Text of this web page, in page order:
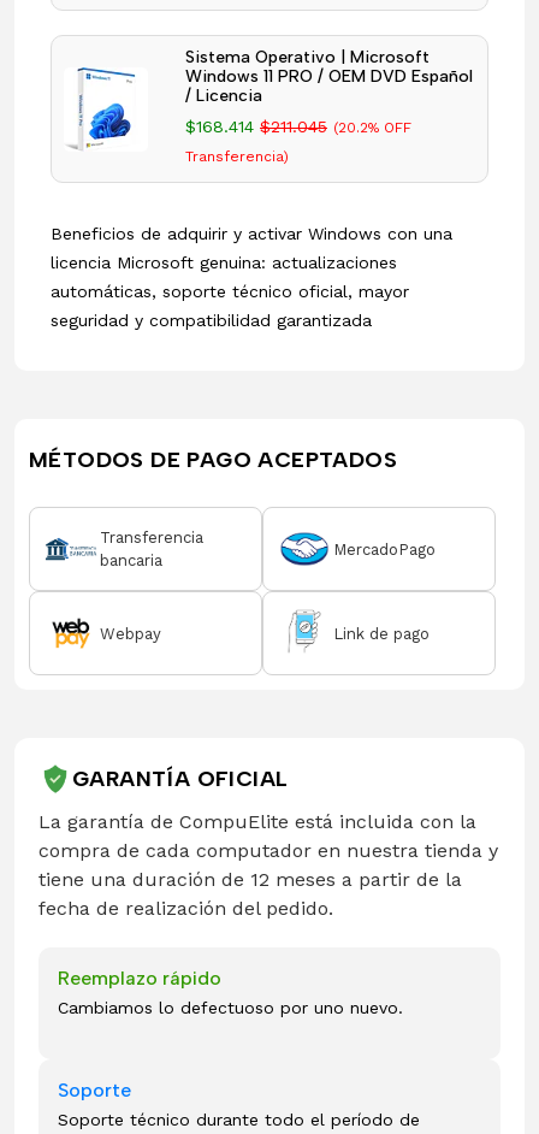
Sistema Operativo | Microsoft
Windows 11 PRO / OEM DVD Español
/ Licencia
$168.414 $211.045 (20.2% OFF
Transferencia)
Beneficios de adquirir y activar Windows con una
licencia Microsoft genuina: actualizaciones
automáticas, soporte técnico oficial, mayor
seguridad y compatibilidad garantizada
MÉTODOS DE PAGO ACEPTADOS
Transferencia
bancaria
MercadoPago
Webpay Link de pago
GARANTÍA OFICIAL
La garantía de CompuElite está incluida con la
compra de cada computador en nuestra tienda y
tiene una duración de 12 meses a partir de la
fecha de realización del pedido.
Reemplazo rápido
Cambiamos lo defectuoso por uno nuevo.
Soporte
Soporte técnico durante todo el período de